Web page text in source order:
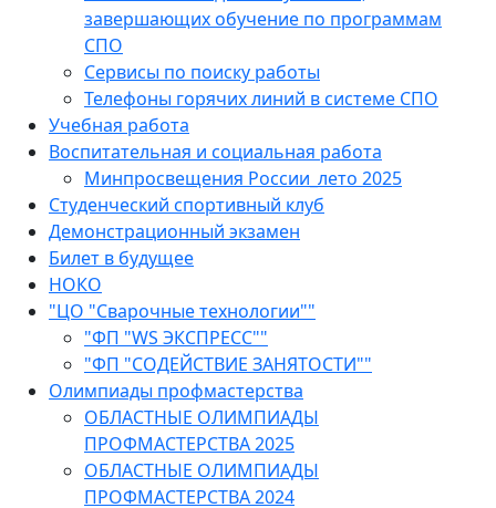
завершающих обучение по программам
СПО
Сервисы по поиску работы
Телефоны горячих линий в системе СПО
Учебная работа
Воспитательная и социальная работа
Минпросвещения России_лето 2025
Студенческий спортивный клуб
Демонстрационный экзамен
Билет в будущее
НОКО
"ЦО "Сварочные технологии""
"ФП "WS ЭКСПРЕСС""
"ФП "СОДЕЙСТВИЕ ЗАНЯТОСТИ""
Олимпиады профмастерства
ОБЛАСТНЫЕ ОЛИМПИАДЫ
ПРОФМАСТЕРСТВА 2025
ОБЛАСТНЫЕ ОЛИМПИАДЫ
ПРОФМАСТЕРСТВА 2024